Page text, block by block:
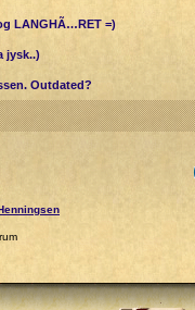
LANGHÃ…RET =)
jysk..)
Outdated?